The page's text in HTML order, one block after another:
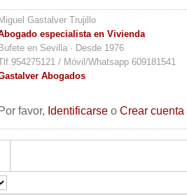
Miguel Gastalver Trujillo
especialista en Vivienda
Bufete en Sevilla · Desde 1976
/ Móvil/Whatsapp 609181541
Abogados
Por favor, Identificarse o Crear cuenta